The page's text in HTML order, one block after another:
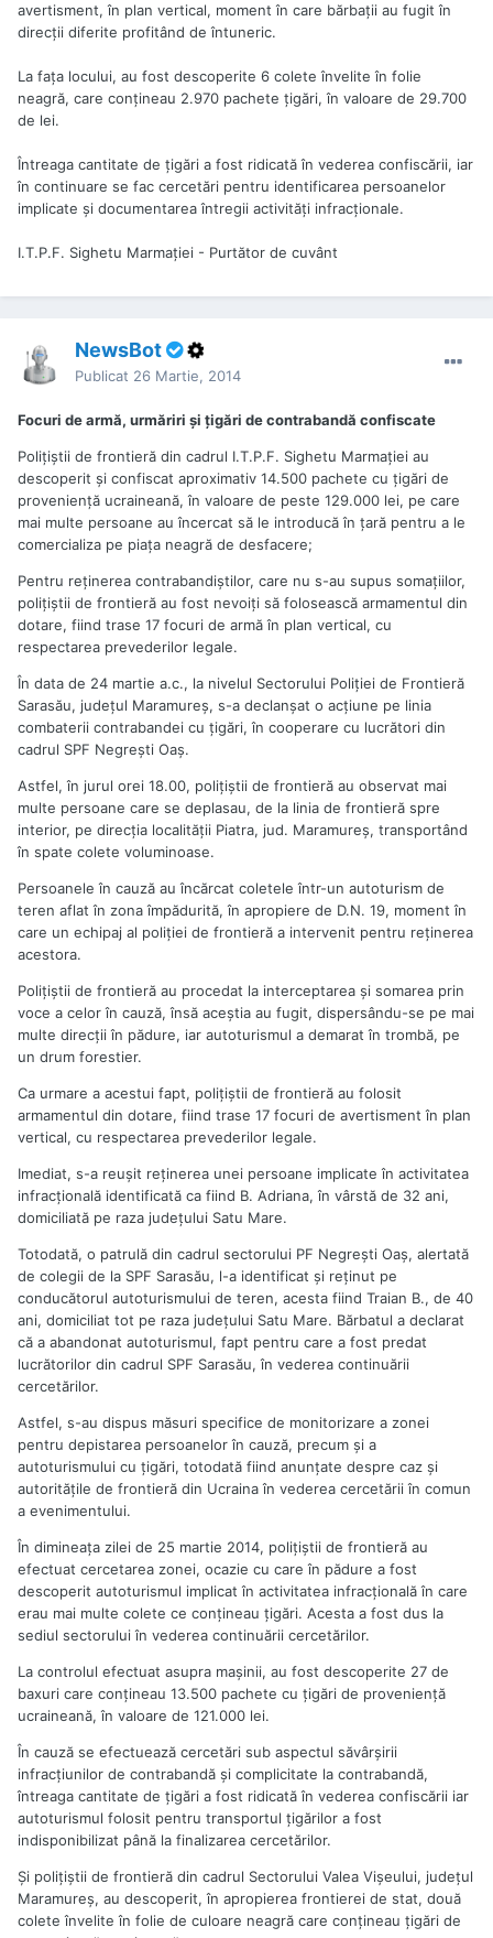
avertisment, în plan vertical, moment în care bărbaţii au fugit în
direcţii diferite profitând de întuneric.
La faţa locului, au fost descoperite 6 colete învelite în folie
neagră, care conţineau 2.970 pachete ţigări, în valoare de 29.700
de lei.
Întreaga cantitate de ţigări a fost ridicată în vederea confiscării, iar
în continuare se fac cercetări pentru identificarea persoanelor
implicate şi documentarea întregii activităţi infracţionale.
I.T.P.F. Sighetu Marmației - Purtător de cuvânt
NewsBot
Publicat 26 Martie, 2014
Focuri de armă, urmăriri şi ţigări de contrabandă confiscate
Poliţiştii de frontieră din cadrul I.T.P.F. Sighetu Marmaţiei au
descoperit şi confiscat aproximativ 14.500 pachete cu ţigări de
provenienţă ucraineană, în valoare de peste 129.000 lei, pe care
mai multe persoane au încercat să le introducă în ţară pentru a le
comercializa pe piaţa neagră de desfacere;
Pentru reţinerea contrabandiştilor, care nu s-au supus somaţiilor,
poliţiştii de frontieră au fost nevoiţi să folosească armamentul din
dotare, fiind trase 17 focuri de armă în plan vertical, cu
respectarea prevederilor legale.
În data de 24 martie a.c., la nivelul Sectorului Poliţiei de Frontieră
Sarasău, judeţul Maramureş, s-a declanşat o acţiune pe linia
combaterii contrabandei cu ţigări, în cooperare cu lucrători din
cadrul SPF Negreşti Oaş.
Astfel, în jurul orei 18.00, poliţiştii de frontieră au observat mai
multe persoane care se deplasau, de la linia de frontieră spre
interior, pe direcţia localităţii Piatra, jud. Maramureş, transportând
în spate colete voluminoase.
Persoanele în cauză au încărcat coletele într-un autoturism de
teren aflat în zona împădurită, în apropiere de D.N. 19, moment în
care un echipaj al poliţiei de frontieră a intervenit pentru reţinerea
acestora.
Poliţiştii de frontieră au procedat la interceptarea şi somarea prin
voce a celor în cauză, însă aceştia au fugit, dispersându-se pe mai
multe direcţii în pădure, iar autoturismul a demarat în trombă, pe
un drum forestier.
Ca urmare a acestui fapt, poliţiştii de frontieră au folosit
armamentul din dotare, fiind trase 17 focuri de avertisment în plan
vertical, cu respectarea prevederilor legale.
Imediat, s-a reuşit reţinerea unei persoane implicate în activitatea
infracţională identificată ca fiind B. Adriana, în vârstă de 32 ani,
domiciliată pe raza judeţului Satu Mare.
Totodată, o patrulă din cadrul sectorului PF Negreşti Oaş, alertată
de colegii de la SPF Sarasău, l-a identificat şi reţinut pe
conducătorul autoturismului de teren, acesta fiind Traian B., de 40
ani, domiciliat tot pe raza judeţului Satu Mare. Bărbatul a declarat
că a abandonat autoturismul, fapt pentru care a fost predat
lucrătorilor din cadrul SPF Sarasău, în vederea continuării
cercetărilor.
Astfel, s-au dispus măsuri specifice de monitorizare a zonei
pentru depistarea persoanelor în cauză, precum şi a
autoturismului cu ţigări, totodată fiind anunţate despre caz şi
autorităţile de frontieră din Ucraina în vederea cercetării în comun
a evenimentului.
În dimineaţa zilei de 25 martie 2014, poliţiştii de frontieră au
efectuat cercetarea zonei, ocazie cu care în pădure a fost
descoperit autoturismul implicat în activitatea infracţională în care
erau mai multe colete ce conţineau ţigări. Acesta a fost dus la
sediul sectorului în vederea continuării cercetărilor.
La controlul efectuat asupra maşinii, au fost descoperite 27 de
baxuri care conţineau 13.500 pachete cu ţigări de provenienţă
ucraineană, în valoare de 121.000 lei.
În cauză se efectuează cercetări sub aspectul săvârşirii
infracţiunilor de contrabandă şi complicitate la contrabandă,
întreaga cantitate de ţigări a fost ridicată în vederea confiscării iar
autoturismul folosit pentru transportul ţigărilor a fost
indisponibilizat până la finalizarea cercetărilor.
Şi poliţiştii de frontieră din cadrul Sectorului Valea Vişeului, judeţul
Maramureş, au descoperit, în apropierea frontierei de stat, două
colete învelite în folie de culoare neagră care conţineau ţigări de